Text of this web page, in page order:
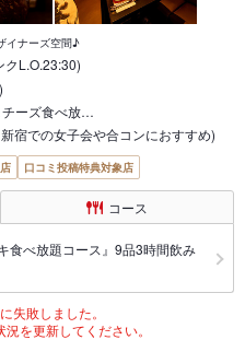
イナーズ空間♪
クL.O.23:30)
チーズ食べ放…
宿での女子会や合コンにおすすめ)
口コミ投稿特典対象店
コース
食べ放題コース』9品3時間飲み
失敗しました。
を更新してください。